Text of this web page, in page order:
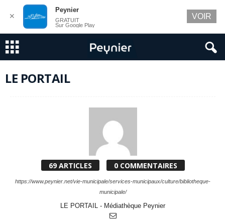
LE PORTAIL
69 ARTICLES 0 COMMENTAIRES
https://www.peynier.net/vie-municipale/services-municipaux/culture/bibliotheque-
municipale/
LE PORTAIL - Médiathèque Peynier
✕
Peynier
GRATUIT
Sur Google Play
VOIR